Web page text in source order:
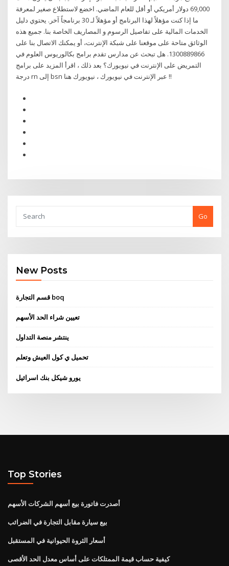
69,000 دولار أمريكي أو أقل للعام الماضي. اخضع لاستطلاع صغير لمعرفة
ما إذا كنت مؤهلاً لهذا البرنامج أو مؤهلاً لـ 30 برنامجاً آخر. يحتوي دليل
الخدمات المالية على تفاصيل الرسوم و المصاريف الخاصة بنا. جميع هذه
الوثائق متاحة على موقعنا على شبكة الإنترنت، أو يمكنك الاتصال بنا على
1300889866. هل تبحث عن مدارس تقدم برامج بكالوريوس العلوم في
التمريض على الإنترنت في نيويورك؟ بعد ذلك ، اقرأ المزيد على برامج
درجة rn إلى bsn عبر الإنترنت في نيويورك ، نيويورك هنا !!
Go
New Posts
قسم التجارة boq
تعيين شراء الحد الأسهم
ينتشر منصة التداول
تحميل ي كول العيش وتعلم
يورو شيكل بنك اسرائيل
Top Stories
أصدرت فاتورة بيع أسهم الشركات الأسهم
بيع سيارة مقابل التجارة في الضرائب
أسعار الثروة الحيوانية في المستقبل
كيفية حساب قيمة الممتلكات على أساس معدل الحد الأقصى